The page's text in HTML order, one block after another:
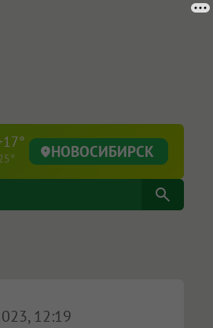
НОВОСИБИРСК
12:19